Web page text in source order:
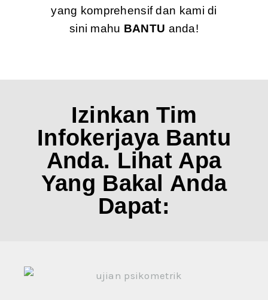
yang komprehensif dan kami di
sini mahu BANTU anda!
Izinkan Tim
Infokerjaya Bantu
Anda. Lihat Apa
Yang Bakal Anda
Dapat: